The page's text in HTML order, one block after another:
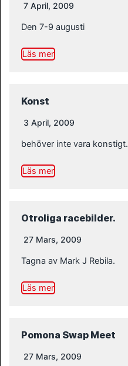
7 April, 2009
Den 7-9 augusti
Läs mer
Konst
3 April, 2009
behöver inte vara konstigt.
Läs mer
Otroliga racebilder.
27 Mars, 2009
Tagna av Mark J Rebila.
Läs mer
Pomona Swap Meet
27 Mars, 2009